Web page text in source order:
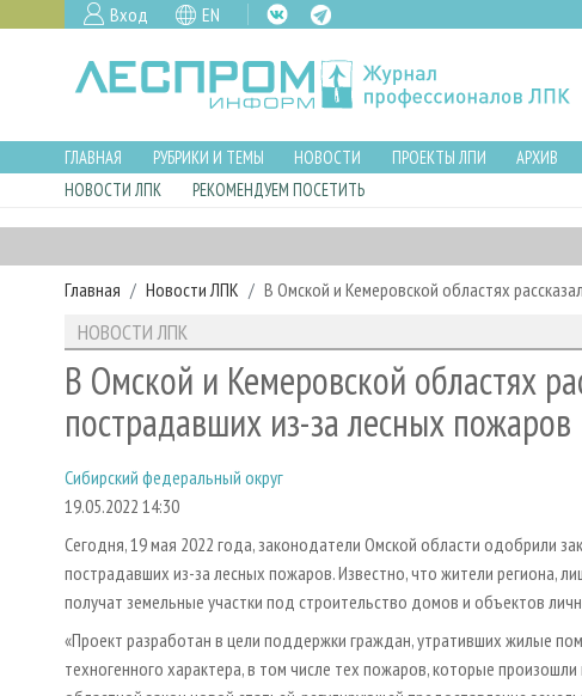
Вход EN
ГЛАВНАЯ РУБРИКИ И ТЕМЫ НОВОСТИ ПРОЕКТЫ ЛПИ АРХИВ
НОВОСТИ ЛПК
РЕКОМЕНДУЕМ ПОСЕТИТЬ
Главная Новости ЛПК В Омской и Кемеровской областях
НОВОСТИ ЛПК
В Омской и Кемеровской областях
пострадавших из-за лесных пожаров
Сибирский федеральный округ
19.05.2022 14:30
Сегодня, 19 мая 2022 года, законодатели Омской области одобрили
пострадавших из-за лесных пожаров. Известно, что жители региона,
получат земельные участки под строительство домов и объектов
«Проект разработан в цели поддержки граждан, утративших жилые
техногенного характера, в том числе тех пожаров, которые